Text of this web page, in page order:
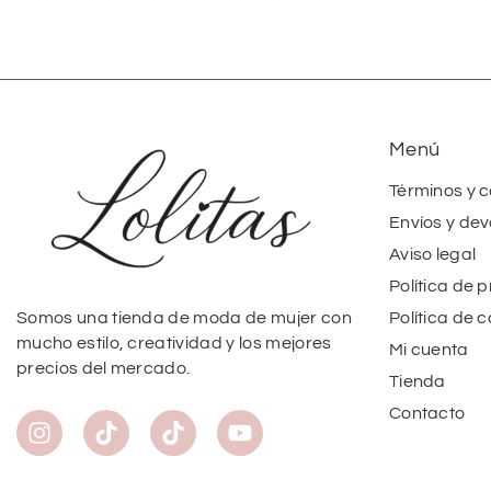
Somos una tienda de moda de mujer con
mucho estilo, creatividad y los mejores
precios del mercado.
Menú
Términos y
Envíos y
Aviso legal
Política de
Política de
Mi cuenta
Tienda
Contacto